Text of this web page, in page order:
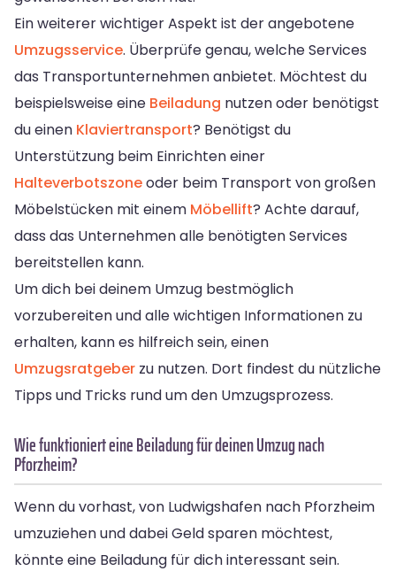
Ein weiterer wichtiger Aspekt ist der angebotene
Umzugsservice. Überprüfe genau, welche Services
das Transportunternehmen anbietet. Möchtest du
beispielsweise eine Beiladung nutzen oder benötigst
du einen Klaviertransport? Benötigst du
Unterstützung beim Einrichten einer
Halteverbotszoneoder beim Transport von großen
Möbelstücken mit einem Möbellift? Achte darauf,
dass das Unternehmen alle benötigten Services
bereitstellen kann.
Um dich bei deinem Umzug bestmöglich
vorzubereiten und alle wichtigen Informationen zu
erhalten, kann es hilfreich sein, einen
Umzugsratgeber zu nutzen. Dort findest du nützliche
Tipps und Tricks rund um den Umzugsprozess.
Wie funktioniert eine Beiladung für deinen Umzug nach
Pforzheim?
Wenn du vorhast, von Ludwigshafen nach Pforzheim
umzuziehen und dabei Geld sparen möchtest,
könnte eine Beiladung für dich interessant sein.